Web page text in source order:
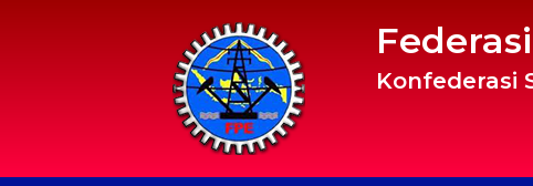
Konfederasi